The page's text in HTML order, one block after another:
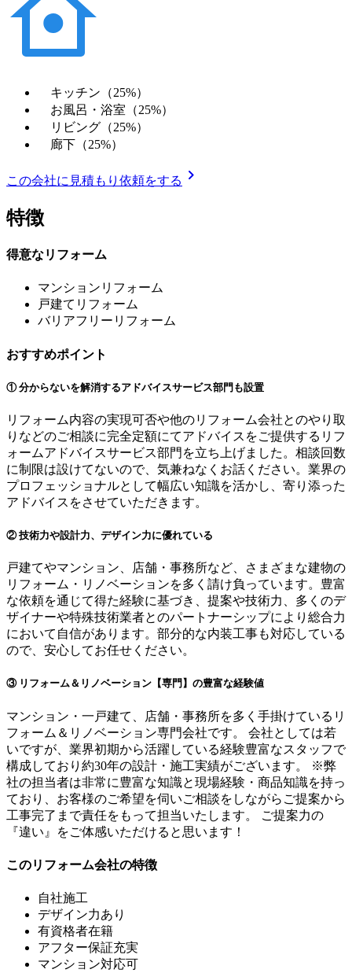
キッチン（25%）
お風呂・浴室（25%）
リビング（25%）
廊下（25%）
この会社に見積もり依頼をする chevron_right
特徴
得意なリフォーム
マンションリフォーム
戸建てリフォーム
バリアフリーリフォーム
おすすめポイント
① 分からないを解消するアドバイスサービス部門も設置
リフォーム内容の実現可否や他のリフォーム会社とのやり取
りなどのご相談に完全定額にてアドバイスをご提供するリフ
ォームアドバイスサービス部門を立ち上げました。相談回数
に制限は設けてないので、気兼ねなくお話ください。業界の
プロフェッショナルとして幅広い知識を活かし、寄り添った
アドバイスをさせていただきます。
② 技術力や設計力、デザイン力に優れている
戸建てやマンション、店舗・事務所など、さまざまな建物の
リフォーム・リノベーションを多く請け負っています。豊富
な依頼を通じて得た経験に基づき、提案や技術力、多くのデ
ザイナーや特殊技術業者とのパートナーシップにより総合力
において自信があります。部分的な内装工事も対応している
ので、安心してお任せください。
③ リフォーム＆リノベーション【専門】の豊富な経験値
マンション・一戸建て、店舗・事務所を多く手掛けているリ
フォーム＆リノベーション専門会社です。 会社としては若
いですが、業界初期から活躍している経験豊富なスタッフで
構成しており約30年の設計・施工実績がございます。 ※弊
社の担当者は非常に豊富な知識と現場経験・商品知識を持っ
ており、お客様のご希望を伺いご相談をしながらご提案から
工事完了まで責任をもって担当いたします。 ご提案力の
『違い』をご体感いただけると思います！
このリフォーム会社の特徴
自社施工
デザイン力あり
有資格者在籍
アフター保証充実
マンション対応可